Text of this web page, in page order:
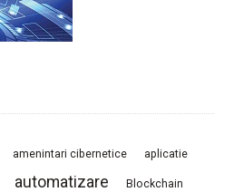
amenintari cibernetice aplicatie
automatizare Blockchain